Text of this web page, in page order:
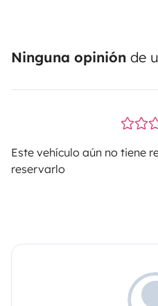
Ninguna opinión de
Este vehículo aún no tiene
reservarlo